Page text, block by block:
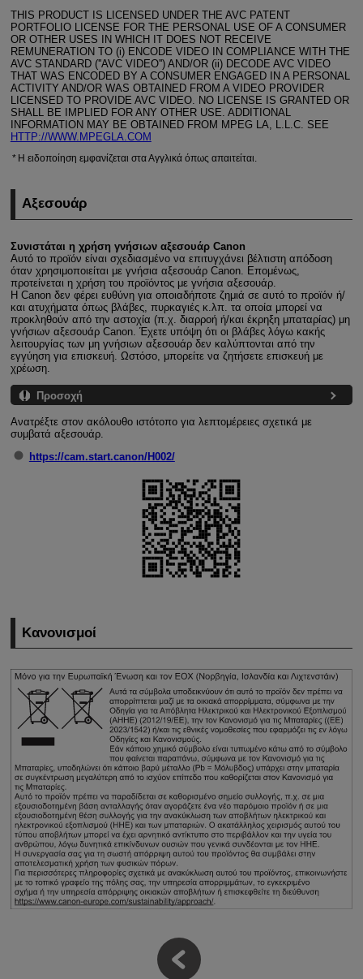
THIS PRODUCT IS LICENSED UNDER THE AVC PATENT
PORTFOLIO LICENSE FOR THE PERSONAL USE OF A CONSUMER
OR OTHER USES IN WHICH IT DOES NOT RECEIVE
REMUNERATION TO (i) ENCODE VIDEO IN COMPLIANCE WITH THE
AVC STANDARD (''AVC VIDEO'') AND/OR (ii) DECODE AVC VIDEO
THAT WAS ENCODED BY A CONSUMER ENGAGED IN A PERSONAL
ACTIVITY AND/OR WAS OBTAINED FROM A VIDEO PROVIDER
LICENSED TO PROVIDE AVC VIDEO. NO LICENSE IS GRANTED OR
SHALL BE IMPLIED FOR ANY OTHER USE. ADDITIONAL
INFORMATION MAY BE OBTAINED FROM MPEG LA, L.L.C. SEE
HTTP://WWW.MPEGLA.COM
Η ειδοποίηση εμφανίζεται στα Αγγλικά όπως απαιτείται.
Αξεσουάρ
Συνιστάται η χρήση γνήσιων αξεσουάρ Canon
Αυτό το προϊόν είναι σχεδιασμένο να επιτυγχάνει βέλτιστη απόδοση
όταν χρησιμοποιείται με γνήσια αξεσουάρ Canon. Επομένως,
προτείνεται η χρήση του προϊόντος με γνήσια αξεσουάρ.
Η Canon δεν φέρει ευθύνη για οποιαδήποτε ζημιά σε αυτό το προϊόν ή/
και ατυχήματα όπως βλάβες, πυρκαγιές κ.λπ. τα οποία μπορεί να
προκληθούν από την αστοχία (π.χ. διαρροή ή/και έκρηξη μπαταρίας) μη
γνήσιων αξεσουάρ Canon. Έχετε υπόψη ότι οι βλάβες λόγω κακής
λειτουργίας των μη γνήσιων αξεσουάρ δεν καλύπτονται από την
εγγύηση για επισκευή. Ωστόσο, μπορείτε να ζητήσετε επισκευή με
χρέωση.
Προσοχή
Ανατρέξτε στον ακόλουθο ιστότοπο για λεπτομέρειες σχετικά με
συμβατά αξεσουάρ.
https://cam.start.canon/H002/
Κανονισμοί